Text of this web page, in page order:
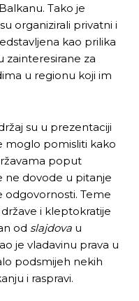
Tako je
organizirali privatni i
kao prilika
zainteresirane za
u regionu koji im
su u prezentaciji
moglo pomisliti kako
poput
ne dovode u pitanje
odgovornosti. Teme
i kleptokratije
od slajdova u
je vladavinu prava u
podsmijeh nekih
i raspravi.